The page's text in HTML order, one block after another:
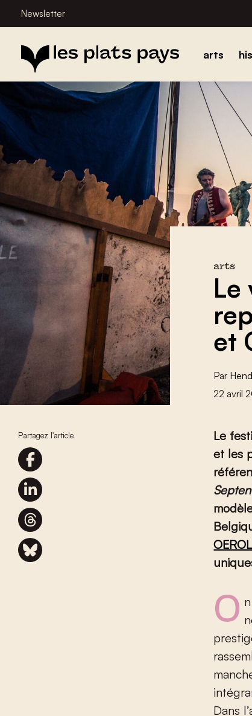
Newsletter
arts
Partagez l'article
arts
Le
et
Par
22 avril
Le
et les
OEROL
On dit souvent que chaque village flamand a son festival. Pour
Dans